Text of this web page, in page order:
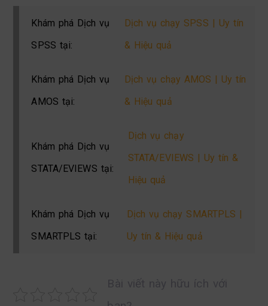
Khám phá Dịch vụ
SPSS tại:
Dịch vụ chạy SPSS | Uy tín
& Hiệu quả
Khám phá Dịch vụ
AMOS tại:
Dịch vụ chạy AMOS | Uy tín
& Hiệu quả
Khám phá Dịch vụ
STATA/EVIEWS tại:
Dịch vụ chạy
STATA/EVIEWS | Uy tín &
Hiệu quả
Khám phá Dịch vụ
SMARTPLS tại:
Dịch vụ chạy SMARTPLS |
Uy tín & Hiệu quả